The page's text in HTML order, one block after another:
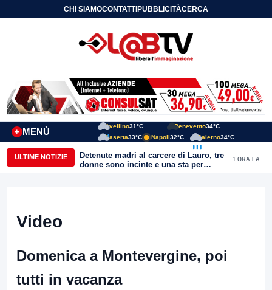
CHI SIAMOCONTATTIPUBBLICITÀCERCA
MENÙ
+
Avellino31°C Benevento34°C
Caserta33°C Napoli32°C Salerno34°C
ULTIME NOTIZIE
Detenute madri al carcere di Lauro, tre
donne sono incinte e una sta per
partorire. Ciambriello: Un bambino
1 ORA FA
Video
Domenica a Montevergine, poi
tutti in vacanza